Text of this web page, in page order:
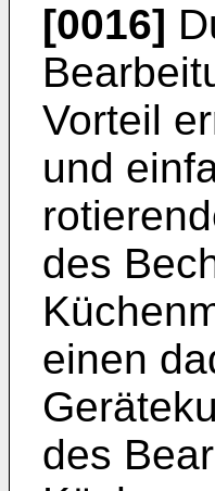
[0016]
Vorteil
und
des
einen
des